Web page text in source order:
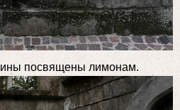
посвящены лимонам.